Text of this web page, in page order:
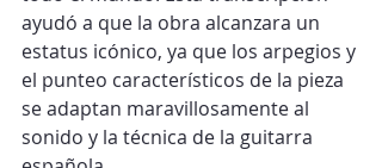
ayudó a que la obra alcanzara un
estatus icónico, ya que los arpegios y
el punteo característicos de la pieza
se adaptan maravillosamente al
sonido y la técnica de la guitarra